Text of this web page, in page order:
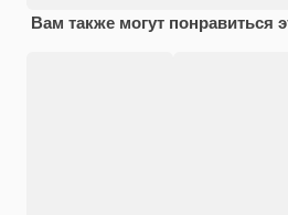
Вам также могут понравиться